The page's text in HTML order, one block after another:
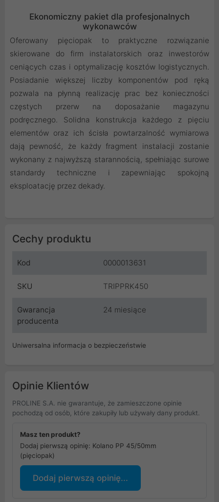
Ekonomiczny pakiet dla profesjonalnych
wykonawców
Oferowany pięciopak to praktyczne rozwiązanie
skierowane do firm instalatorskich oraz inwestorów
ceniących czas i optymalizację kosztów logistycznych.
Posiadanie większej liczby komponentów pod ręką
pozwala na płynną realizację prac bez konieczności
częstych przerw na doposażanie magazynu
podręcznego. Solidna konstrukcja każdego z pięciu
elementów oraz ich ścisła powtarzalność wymiarowa
dają pewność, że każdy fragment instalacji zostanie
wykonany z najwyższą starannością, spełniając surowe
standardy techniczne i zapewniając spokojną
eksploatację przez dekady.
Cechy produktu
Kod 0000013631
SKU TRIPPRK450
Gwarancja
producenta
24 miesiące
Uniwersalna informacja o bezpieczeństwie
Opinie Klientów
PROLINE S.A. nie gwarantuje, że zamieszczone opinie
pochodzą od osób, które zakupiły lub używały dany produkt.
Masz ten produkt?
Dodaj pierwszą opinię: Kolano PP 45/50mm
(pięciopak)
Dodaj pierwszą opinię...